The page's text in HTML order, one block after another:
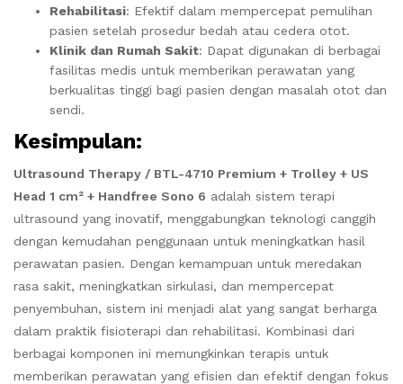
Rehabilitasi: Efektif dalam mempercepat pemulihan
pasien setelah prosedur bedah atau cedera otot.
Klinik dan Rumah Sakit: Dapat digunakan di berbagai
fasilitas medis untuk memberikan perawatan yang
berkualitas tinggi bagi pasien dengan masalah otot dan
sendi.
Kesimpulan:
Ultrasound Therapy / BTL-4710 Premium + Trolley + US
Head 1 cm² + Handfree Sono 6 adalah sistem terapi
ultrasound yang inovatif, menggabungkan teknologi canggih
dengan kemudahan penggunaan untuk meningkatkan hasil
perawatan pasien. Dengan kemampuan untuk meredakan
rasa sakit, meningkatkan sirkulasi, dan mempercepat
penyembuhan, sistem ini menjadi alat yang sangat berharga
dalam praktik fisioterapi dan rehabilitasi. Kombinasi dari
berbagai komponen ini memungkinkan terapis untuk
memberikan perawatan yang efisien dan efektif dengan fokus